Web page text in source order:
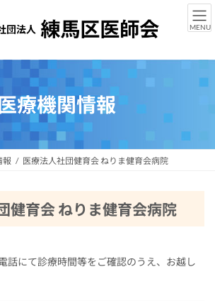
療機関情報
報 医療法人社団健育会 ねりま健育会病院
健育会 ねりま健育会病院
話にて診療時間等をご確認のうえ、お越し
MENU